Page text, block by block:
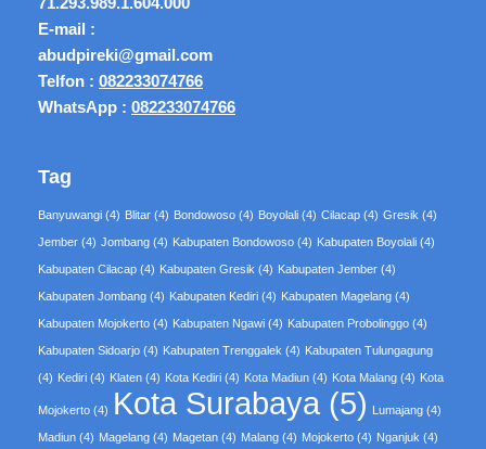
E-mail :
abudpireki@gmail.com
Telfon : 082233074766
WhatsApp : 082233074766
Tag
Banyuwangi (4) Blitar (4) Bondowoso (4) Boyolali (4) Cilacap (4) Gresik (4)
Jember (4) Jombang (4) Kabupaten Bondowoso (4) Kabupaten Boyolali (4)
Kabupaten Cilacap (4) Kabupaten Gresik (4) Kabupaten Jember (4)
Kabupaten Jombang (4) Kabupaten Kediri (4) Kabupaten Magelang (4)
Kabupaten Mojokerto (4) Kabupaten Ngawi (4) Kabupaten Probolinggo (4)
Kabupaten Sidoarjo (4) Kabupaten Trenggalek (4) Kabupaten Tulungagung
(4) Kediri (4) Klaten (4) Kota Kediri (4) Kota Madiun (4) Kota Malang (4) Kota
Mojokerto (4) Kota Surabaya (5) Lumajang (4)
Madiun (4) Magelang (4) Magetan (4) Malang (4) Mojokerto (4) Nganjuk (4)